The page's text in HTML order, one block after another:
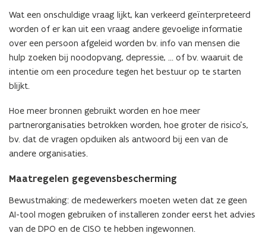
r
Wat een onschuldige vraag lijkt, kan verkeerd geïnterpreteerd
worden of er kan uit een vraag andere gevoelige informatie
over een persoon afgeleid worden bv. info van mensen die
hulp zoeken bij noodopvang, depressie, … of bv. waaruit de
intentie om een procedure tegen het bestuur op te starten
blijkt.
Hoe meer bronnen gebruikt worden en hoe meer
partnerorganisaties betrokken worden, hoe groter de risico’s,
bv. dat de vragen opduiken als antwoord bij een van de
andere organisaties.
Maatregelen gegevensbescherming
Bewustmaking: de medewerkers moeten weten dat ze geen
AI-tool mogen gebruiken of installeren zonder eerst het advies
van de DPO en de CISO te hebben ingewonnen.